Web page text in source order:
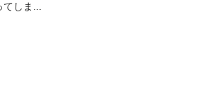
しま...